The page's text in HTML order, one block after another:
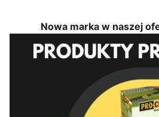
Nowa marka w naszej